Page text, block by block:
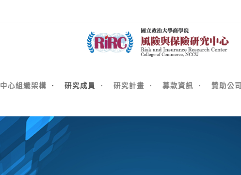
中心組織架構 研究成員 研究計畫 募款資訊 贊助公司